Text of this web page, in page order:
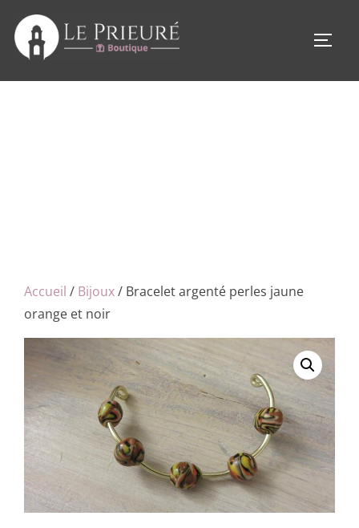
contenu
Accueil / Bijoux/ Bracelet argenté perles jaune
orange et noir